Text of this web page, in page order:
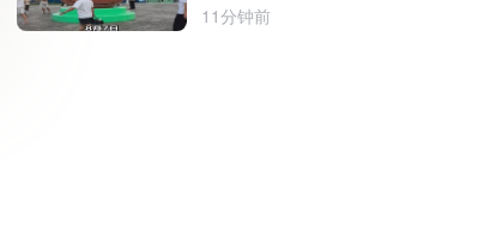
们家乡
11分钟前